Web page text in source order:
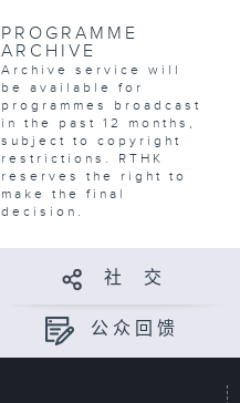
PROGRAMME
ARCHIVE
Archive service will
be available for
programmes broadcast
in the past 12 months,
subject to copyright
restrictions. RTHK
reserves the right to
make the final
decision.
社 交
公众回馈